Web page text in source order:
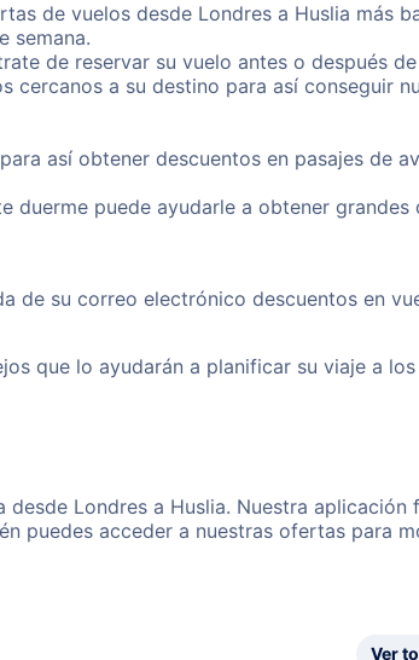
de vuelos desde Londres a Huslia más
semana.
de reservar su vuelo antes o después
cercanos a su destino para así conseguir
así obtener descuentos en pasajes de
duerme puede ayudarle a obtener grandes
de su correo electrónico descuentos en
que lo ayudarán a planificar su viaje a
Londres a Huslia. Nuestra aplicación
puedes acceder a nuestras ofertas para
Ver